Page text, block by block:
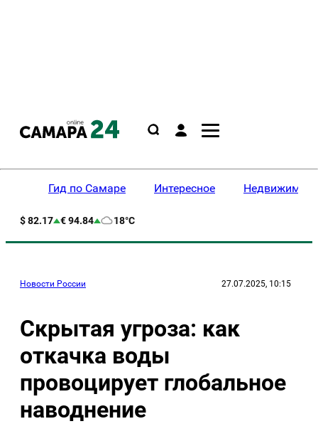
Гид по Самаре Интересное
$ 82.17 € 94.84 18°C
Новости России 27.07.2025, 10:15
Скрытая угроза: как
откачка воды
провоцирует глобальное
наводнение